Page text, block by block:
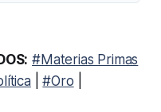
#Materias Primas
|#Oro